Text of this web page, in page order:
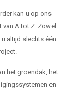
kan u op ons
A tot Z. Zowel
altijd slechts één
het groendak, het
en